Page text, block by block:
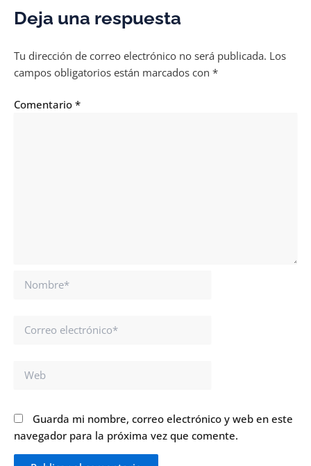
Deja una respuesta
Tu dirección de correo electrónico no será publicada. Los
campos obligatorios están marcados con *
Comentario *
Nombre*
Correo
Web
Guarda mi nombre, correo electrónico y web en este
navegador para la próxima vez que comente.